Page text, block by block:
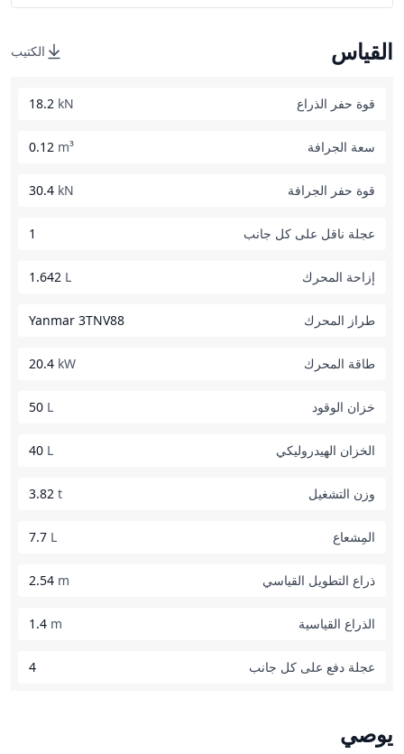
القياس الكتيب
قوة حفر الذراع 18.2 kN
سعة الجرافة 0.12 m³
قوة حفر الجرافة 30.4 kN
عجلة ناقل على كل جانب 1
إزاحة المحرك 1.642 L
طراز المحرك Yanmar 3TNV88
طاقة المحرك 20.4 kW
خزان الوقود 50 L
الخزان الهيدروليكي 40 L
وزن التشغيل 3.82 t
المِشعاع 7.7 L
ذراع التطويل القياسي 2.54 m
الذراع القياسية 1.4 m
عجلة دفع على كل جانب 4
يوصي